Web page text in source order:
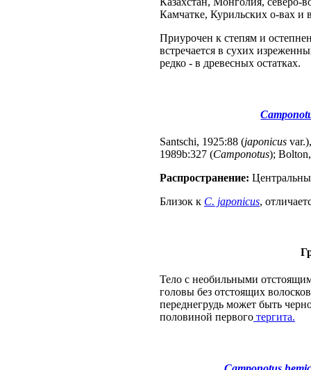
Камчатке, Курильских о-вах
Приурочен к степям и
встречается в сухих
редко - в древесных остатках.
Santschi, 1925:88 (japonicus
1989b:327 (Camponotus);
Распространение:
Близок к C. japonicus,
Тело с необильными
головы без отстоящих
переднегрудь может быть
половиной первого тергита.